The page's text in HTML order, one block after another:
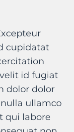
cupidatat
id fugiat
dolor dolor
ullamco
qui labore